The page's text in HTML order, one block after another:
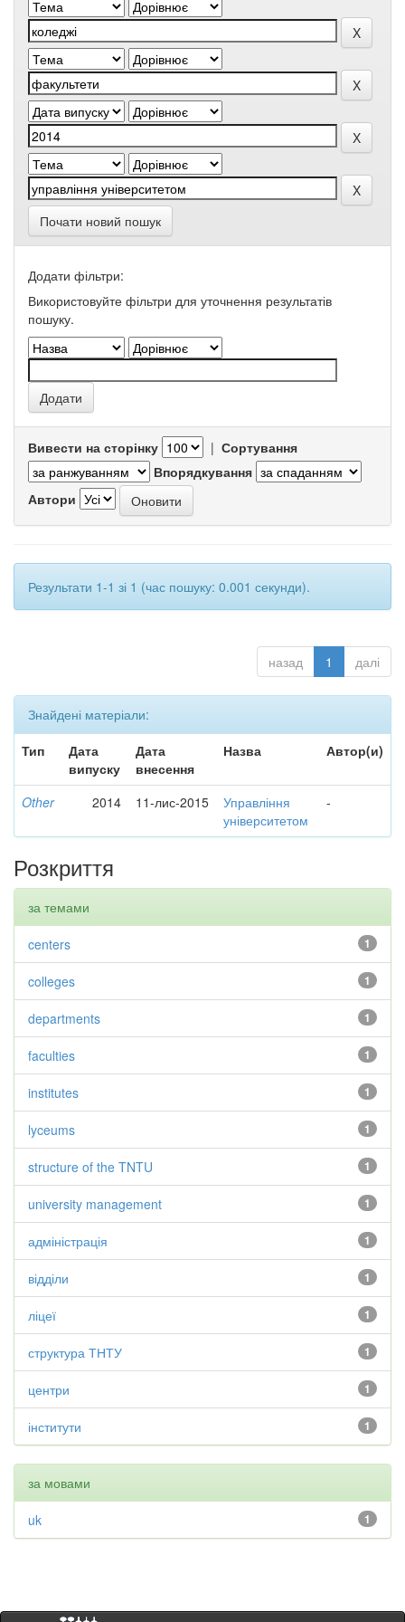
Почати новий пошук
Додати фільтри:
Використовуйте фільтри для уточнення результатів
пошуку.
Вивести на сторінку | Сортування
Впорядкування
Автори
Результати 1-1 зі 1 (час пошуку: 0.001 секунди).
назад 1 далі
Знайдені матеріали:
Тип
Дата
випуску
Дата
внесення
Назва Автор(и)
Other 2014 11-лис-2015
Управління
університетом
-
Розкриття
за темами
1
centers
1
colleges
1
departments
1
faculties
1
institutes
1
lyceums
1
structure of the TNTU
1
university management
1
адміністрація
1
відділи
1
ліцеї
1
структура ТНТУ
1
центри
1
інститути
за мовами
1
uk